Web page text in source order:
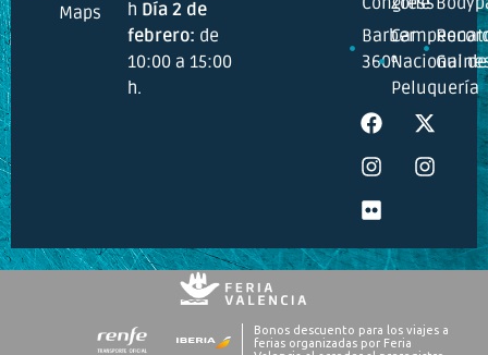
Maps
h Día 2 de
febrero: de
10:00 a 15:00
h.
Barber
360ºNacional de
Peluquería